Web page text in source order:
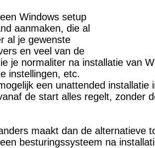
Windows setup
aanmaken, die al
al je gewenste
en veel van de
je normaliter na installatie van
instellingen, etc.
een unattended installatie
de start alles regelt, zonder
maakt dan de alternatieve
besturingssysteem na